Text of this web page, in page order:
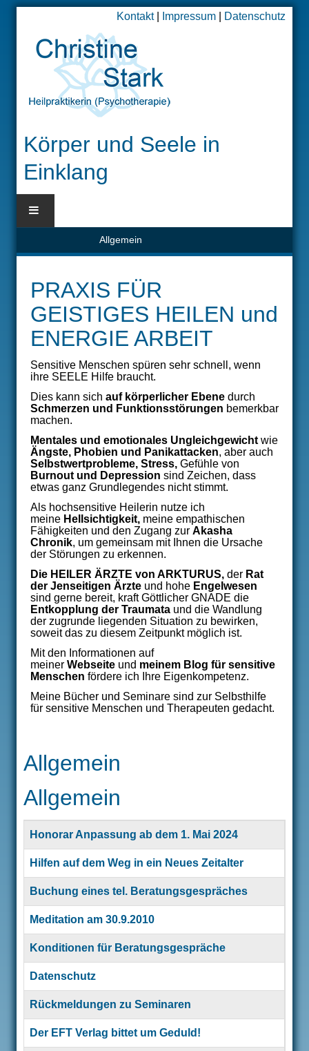
Kontakt| Impressum Datenschutz
Körper und Seele in
Einklang
ÜBER MICH
VERÖFFENTLICHUNGEN
THERAPIEANGEBOT
SEMINARE
Allgemein
PRAXIS FÜR
GEISTIGES HEILEN und
ENERGIE ARBEIT
Sensitive Menschen spüren sehr schnell, wenn
ihre SEELE Hilfe braucht.
Dies kann sich auf körperlicher Ebene durch
Schmerzen und Funktionsstörungen bemerkbar
machen.
Mentales und emotionales Ungleichgewicht wie
Ängste, Phobien und Panikattacken, aber auch
Selbstwertprobleme, Stress, Gefühle von
Burnout und Depression sind Zeichen, dass
etwas ganz Grundlegendes nicht stimmt.
Als hochsensitive Heilerin nutze ich
meine Hellsichtigkeit, meine empathischen
Fähigkeiten und den Zugang zur Akasha
Chronik, um gemeinsam mit Ihnen die Ursache
der Störungen zu erkennen.
Die HEILER ÄRZTE von ARKTURUS, der Rat
der Jenseitigen Ärzte und hohe Engelwesen
sind gerne bereit, kraft Göttlicher GNADE die
Entkopplung der Traumata und die Wandlung
der zugrunde liegenden Situation zu bewirken,
soweit das zu diesem Zeitpunkt möglich ist.
Mit den Informationen auf
meiner Webseite und meinem Blog für sensitive
Menschen fördere ich Ihre Eigenkompetenz.
Meine Bücher und Seminare sind zur Selbsthilfe
für sensitive Menschen und Therapeuten gedacht.
Allgemein
Allgemein
Title
Honorar Anpassung ab dem 1. Mai 2024
Hilfen auf dem Weg in ein Neues Zeitalter
Buchung eines tel. Beratungsgespräches
Meditation am 30.9.2010
Konditionen für Beratungsgespräche
Datenschutz
Rückmeldungen zu Seminaren
Der EFT Verlag bittet um Geduld!